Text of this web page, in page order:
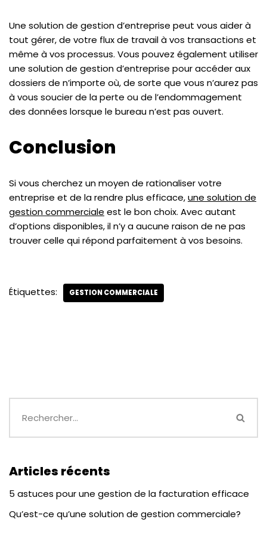
Une solution de gestion d’entreprise peut vous aider à
tout gérer, de votre flux de travail à vos transactions et
même à vos processus. Vous pouvez également utiliser
une solution de gestion d’entreprise pour accéder aux
dossiers de n’importe où, de sorte que vous n’aurez pas
à vous soucier de la perte ou de l’endommagement
des données lorsque le bureau n’est pas ouvert.
Conclusion
Si vous cherchez un moyen de rationaliser votre
entreprise et de la rendre plus efficace,une solution de
gestion commerciale est le bon choix. Avec autant
d’options disponibles, il n’y a aucune raison de ne pas
trouver celle qui répond parfaitement à vos besoins.
Étiquettes: GESTION COMMERCIALE
Articles récents
5 astuces pour une gestion de la facturation efficace
Qu’est-ce qu’une solution de gestion commerciale?